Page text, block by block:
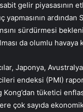
gelir piyasasının
yapmasının ardından
sürdürmesi
da olumlu havaya
Japonya,
endeksi (PMI)
tüketici
çok sayıda